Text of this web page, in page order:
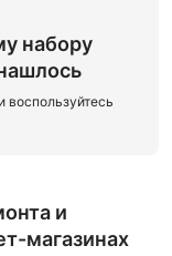
набору
воспользуйтесь
и
магазинах